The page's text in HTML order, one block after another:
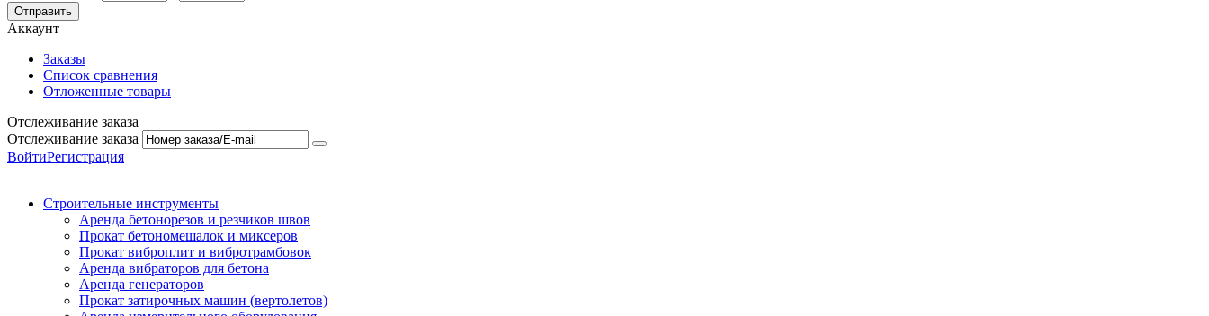
Отправить
Аккаунт
Заказы
Список сравнения
Отложенные товары
Отслеживание заказа
Отслеживание заказа
ВойтиРегистрация
Строительные инструменты
Аренда бетонорезов и резчиков швов
Прокат бетономешалок и миксеров
Прокат виброплит и вибротрамбовок
Аренда вибраторов для бетона
Аренда генераторов
Прокат затирочных машин (вертолетов)